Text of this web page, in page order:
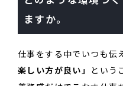
ますか。
仕事をする中でいつも伝
楽しい方が良い」 という